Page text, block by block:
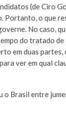
(de Ciro
Portanto, o que
No caso,
do tratado de
em duas partes,
ver em qual
o Brasil entre